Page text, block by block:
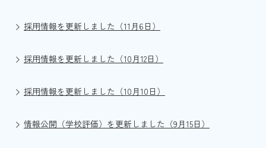
採用情報を更新しました（11月6日）
採用情報を更新しました（10月12日）
採用情報を更新しました（10月10日）
情報公開（学校評価）を更新しました（9月15日）